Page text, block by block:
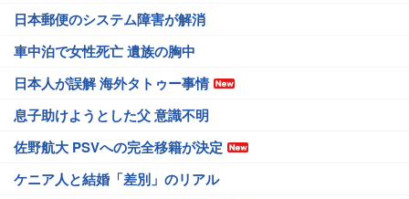
日本郵便のシステム障害が解消
車中泊で女性死亡 遺族の胸中
日本人が誤解 海外タトゥー事情
息子助けようとした父 意識不明
佐野航大 PSVへの完全移籍が決定
ケニア人と結婚「差別」のリアル